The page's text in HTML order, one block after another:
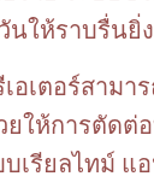
นให้ราบรื่นยิ่
ตอร์สามาร
ให้การตัด
เรียลไทม์ แ